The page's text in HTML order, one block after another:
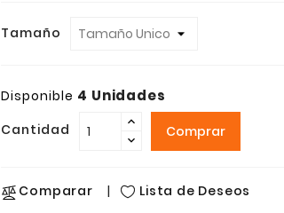
Tamaño
Disponible 4 Unidades
Cantidad Comprar
Comparar Lista de Deseos